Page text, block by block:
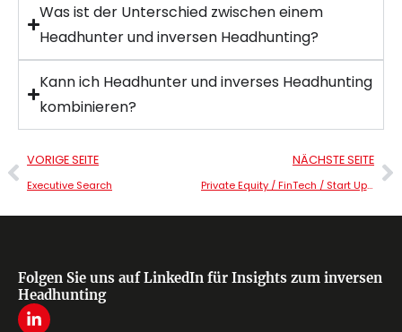
Was ist der Unterschied zwischen einem
Headhunter und inversen Headhunting?
Kann ich Headhunter und inverses Headhunting
kombinieren?
VORIGE SEITE
Executive Search
NÄCHSTE SEITE
Private Equity / FinTech / Start Up’s / ….
Folgen Sie uns auf LinkedIn für Insights zum inversen
Headhunting